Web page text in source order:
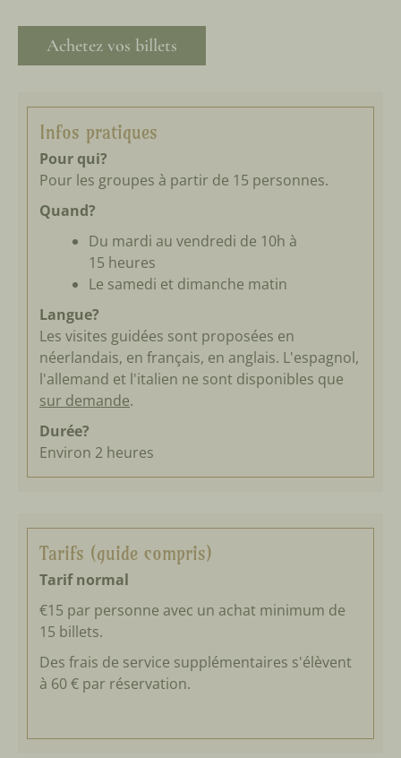
Achetez vos billets
Infos pratiques
Pour qui?
Pour les groupes à partir de 15 personnes.
Quand?
Du mardi au vendredi de 10h à
15 heures
Le samedi et dimanche matin
Langue?
Les visites guidées sont proposées en
néerlandais, en français, en anglais. L'espagnol,
l'allemand et l'italien ne sont disponibles que
sur demande.
Durée?
Environ 2 heures
Tarifs (guide compris)
Tarif normal
€15 par personne avec un achat minimum de
15 billets.
Des frais de service supplémentaires s'élèvent
à 60 € par réservation.